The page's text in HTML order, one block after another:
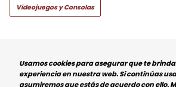
Videojuegos y Consolas
Me Decanto Moda
Chaqueta Marrón
Hombre
Usamos cookies para asegurar que te
experiencia en nuestra web. Si continúas
asumiremos que estás de acuerdo con ello.